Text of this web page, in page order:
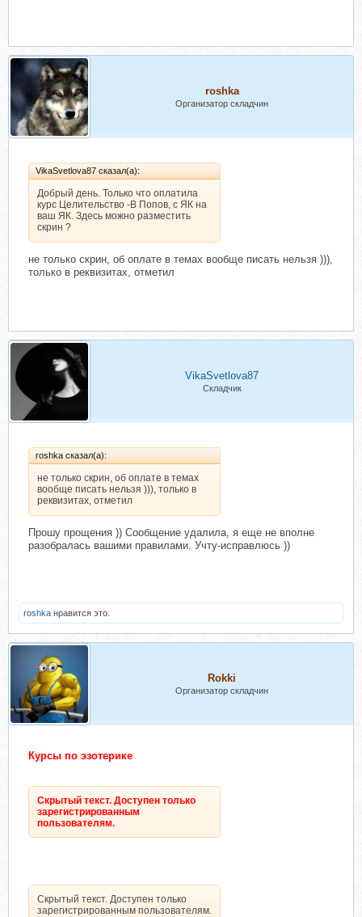
roshka
Организатор складчин
VikaSvetlova87 сказал(а):
Добрый день. Только что оплатила
курс Целительство -В Попов, с ЯК на
ваш ЯК. Здесь можно разместить
скрин ?
не только скрин, об оплате в темах вообще писать нельзя ))),
только в реквизитах, отметил
VikaSvetlova87
Складчик
roshka сказал(а):
не только скрин, об оплате в темах
вообще писать нельзя ))), только в
реквизитах, отметил
Прошу прощения )) Сообщение удалила, я еще не вполне
разобралась вашими правилами. Учту-исправлюсь ))
roshka нравится это.
Rokki
Организатор складчин
Курсы по эзотерике
Скрытый текст. Доступен только
зарегистрированным
пользователям.
Скрытый текст. Доступен только
зарегистрированным пользователям.